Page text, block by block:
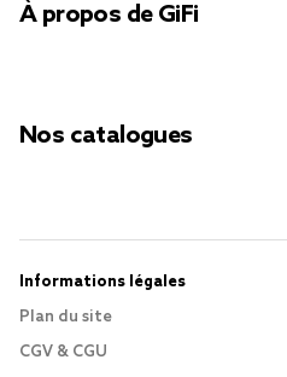
À propos de GiFi
Nos catalogues
Informations légales
Plan du site
CGV & CGU